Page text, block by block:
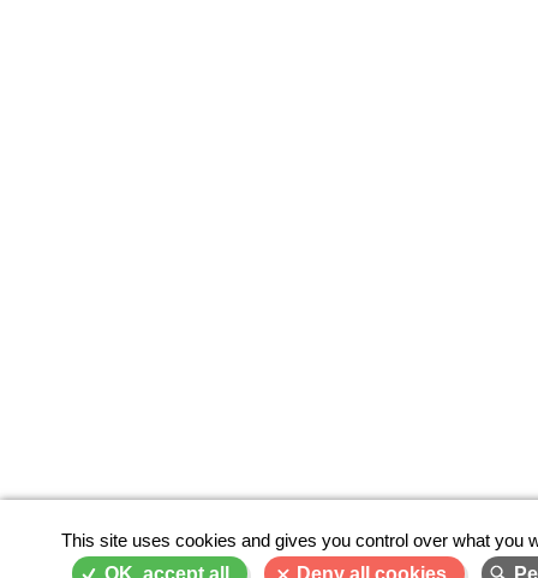
This site uses cookies and gives you control over what you
OK, accept all
Deny all cookies